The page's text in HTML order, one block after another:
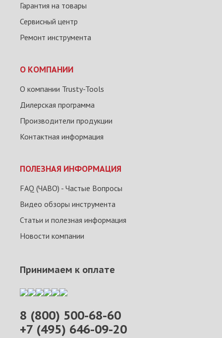
Гарантия на товары
Сервисный центр
Ремонт инструмента
О КОМПАНИИ
О компании Trusty-Tools
Дилерская программа
Производители продукции
Контактная информация
ПОЛЕЗНАЯ ИНФОРМАЦИЯ
FAQ (ЧАВО) - Частые Вопросы
Видео обзоры инструмента
Статьи и полезная информация
Новости компании
8 (800) 500-68-60
+7 (495) 646-09-20
Принимаем к оплате